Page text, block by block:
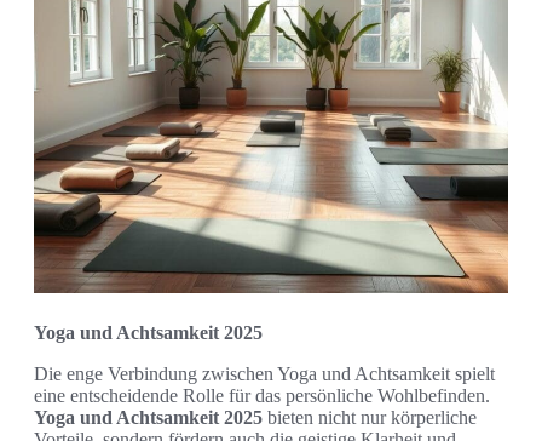
Yoga und Achtsamkeit 2025
Die enge Verbindung zwischen Yoga und Achtsamkeit spielt
eine entscheidende Rolle für das persönliche Wohlbefinden.
Yoga und Achtsamkeit 2025 bieten nicht nur körperliche